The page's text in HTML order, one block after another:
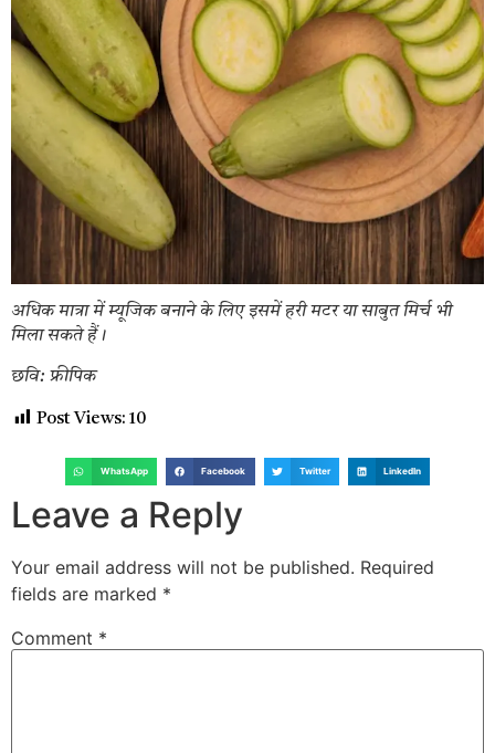
अधिक मात्रा में म्यूजिक बनाने के लिए इसमें हरी मटर या साबुत मिर्च भी
मिला सकते हैं।
छवि: फ्रीपिक
Post Views: 10
WhatsApp Facebook Twitter LinkedIn
Leave a Reply
Your email address will not be published. Required
fields are marked *
Comment *